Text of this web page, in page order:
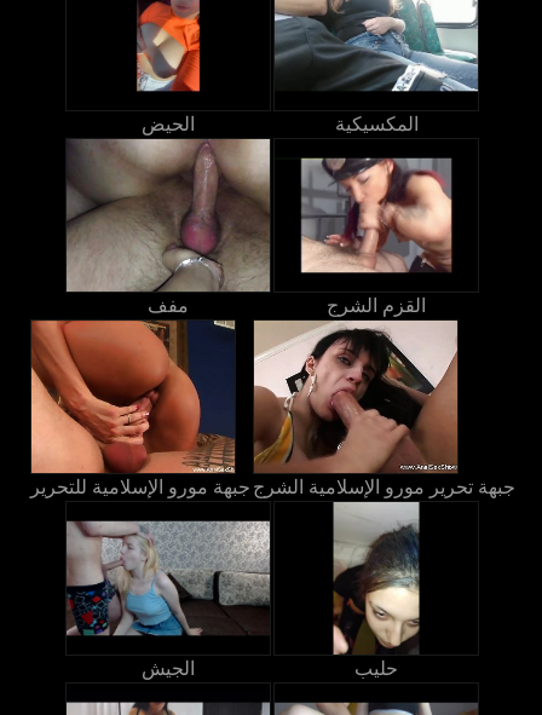
الحيض المكسيكية
مفف القزم الشرج
جبهة مورو الإسلامية للتحرير جبهة تحرير مورو الإسلامية الشرج
الجيش حليب